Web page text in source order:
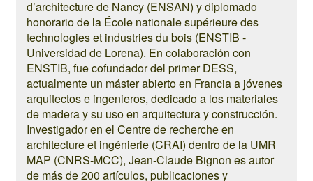
d’architecture de Nancy (ENSAN) y diplomado
honorario de la École nationale supérieure des
technologies et industries du bois (ENSTIB -
Universidad de Lorena). En colaboración con
ENSTIB, fue cofundador del primer DESS,
actualmente un máster abierto en Francia a jóvenes
arquitectos e ingenieros, dedicado a los materiales
de madera y su uso en arquitectura y construcción.
Investigador en el Centre de recherche en
architecture et ingénierie (CRAI) dentro de la UMR
MAP (CNRS-MCC), Jean-Claude Bignon es autor
de más de 200 artículos, publicaciones y